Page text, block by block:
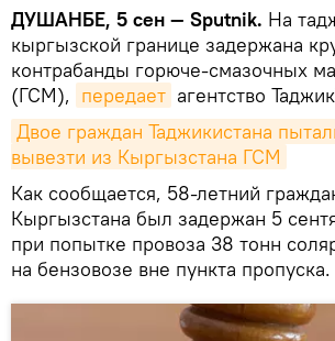
ДУШАНБЕ, 5 сен — Sputnik. На
кыргызской границе задержана
контрабанды горюче-смазочных
(ГСМ), передает агентство
Двое граждан Таджикистана
вывезти из Кыргызстана ГСМ
Как сообщается, 58-летний
Кыргызстана был задержан 5
при попытке провоза 38 тонн
на бензовозе вне пункта пропуска.